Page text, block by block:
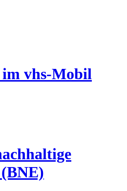
im vhs-Mobil